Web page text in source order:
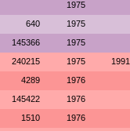
1975
640 1975
145366 1975
240215 1975 1991
4289 1976
145422 1976
1510 1976